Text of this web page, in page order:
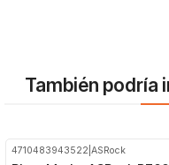
También podría
4710483943522 |ASRock